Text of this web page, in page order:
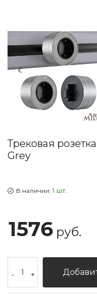
Трековая
Grey
В наличии: 1 шт.
1576 руб.
- +